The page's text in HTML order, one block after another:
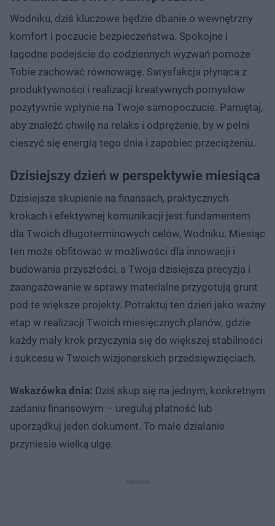
Wodniku, dziś kluczowe będzie dbanie o wewnętrzny
komfort i poczucie bezpieczeństwa. Spokojne i
łagodne podejście do codziennych wyzwań pomoże
Tobie zachować równowagę. Satysfakcja płynąca z
produktywności i realizacji kreatywnych pomysłów
pozytywnie wpłynie na Twoje samopoczucie. Pamiętaj,
aby znaleźć chwilę na relaks i odprężenie, by w pełni
cieszyć się energią tego dnia i zapobiec przeciążeniu.
Dzisiejszy dzień w perspektywie miesiąca
Dzisiejsze skupienie na finansach, praktycznych
krokach i efektywnej komunikacji jest fundamentem
dla Twoich długoterminowych celów, Wodniku. Miesiąc
ten może obfitować w możliwości dla innowacji i
budowania przyszłości, a Twoja dzisiejsza precyzja i
zaangażowanie w sprawy materialne przygotują grunt
pod te większe projekty. Potraktuj ten dzień jako ważny
etap w realizacji Twoich miesięcznych planów, gdzie
każdy mały krok przyczynia się do większej stabilności
i sukcesu w Twoich wizjonerskich przedsięwzięciach.
Wskazówka dnia: Dziś skup się na jednym, konkretnym
zadaniu finansowym – ureguluj płatność lub
uporządkuj jeden dokument. To małe działanie
przyniesie wielką ulgę.